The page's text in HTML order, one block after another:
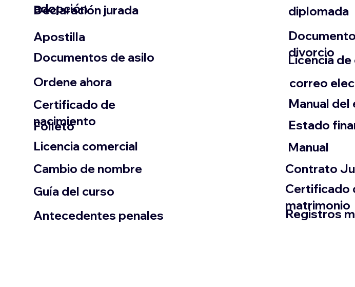
adopción
Declaración jurada
​Apostilla
Documentos de asilo
Ordene ahora
Certificado de
nacimiento
Folleto
​Licencia comercial
Cambio de nombre
Guía del curso
Antecedentes penales
diplomada
divorcio
Licencia
​correo
Manual del
Estado
​Manual
​Contrato
Certificado
matrimonio
Registros